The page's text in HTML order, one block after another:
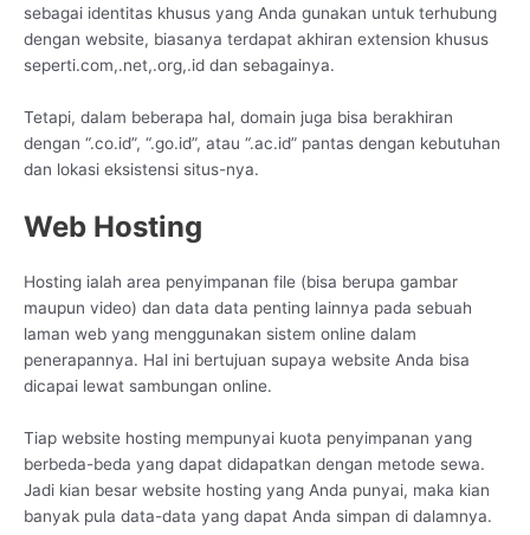
sebagai identitas khusus yang Anda gunakan untuk terhubung
dengan website, biasanya terdapat akhiran extension khusus
seperti.com,.net,.org,.id dan sebagainya.
Tetapi, dalam beberapa hal, domain juga bisa berakhiran
dengan “.co.id”, “.go.id”, atau “.ac.id” pantas dengan kebutuhan
dan lokasi eksistensi situs-nya.
Web Hosting
Hosting ialah area penyimpanan file (bisa berupa gambar
maupun video) dan data data penting lainnya pada sebuah
laman web yang menggunakan sistem online dalam
penerapannya. Hal ini bertujuan supaya website Anda bisa
dicapai lewat sambungan online.
Tiap website hosting mempunyai kuota penyimpanan yang
berbeda-beda yang dapat didapatkan dengan metode sewa.
Jadi kian besar website hosting yang Anda punyai, maka kian
banyak pula data-data yang dapat Anda simpan di dalamnya.